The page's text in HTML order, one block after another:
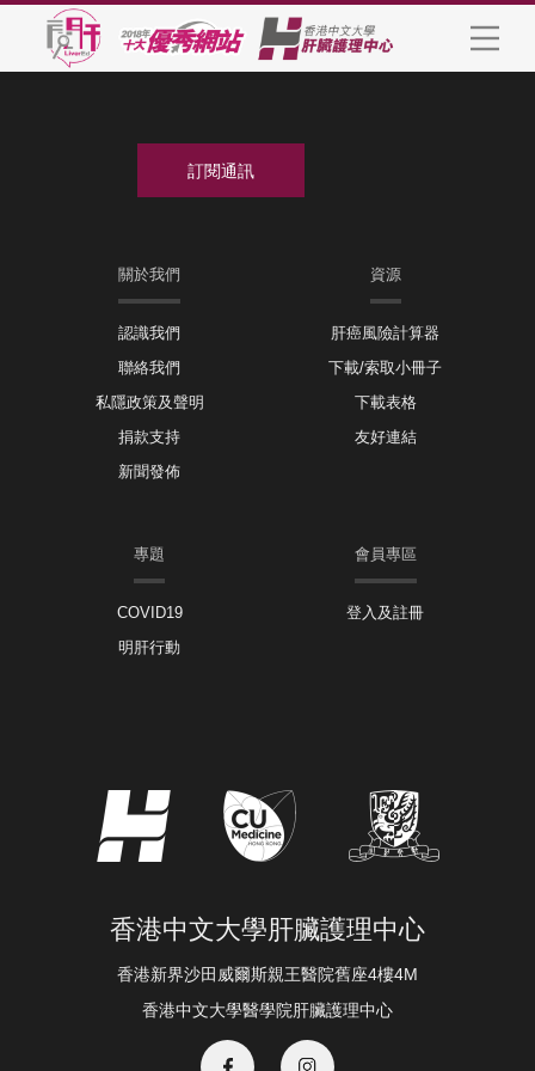
關於我們
認識我們
聯絡我們
私隱政策及聲明
捐款支持
新聞發佈
資源
肝癌風險計算器
下載/索取小冊子
下載表格
友好連結
專題
COVID19
明肝行動
會員專區
登入及註冊
香港中文大學肝臟護理中心
香港新界沙田威爾斯親王醫院舊座4樓4M
香港中文大學醫學院肝臟護理中心